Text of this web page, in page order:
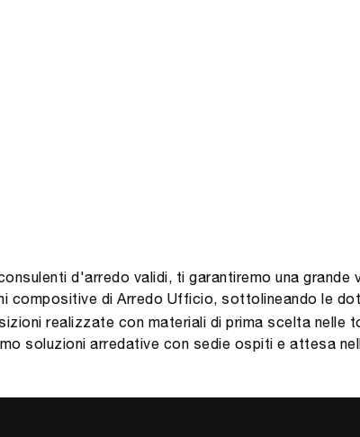
d'arredo validi, ti garantiremo una grande
compositive di Arredo Ufficio, sottolineando le
realizzate con materiali di prima scelta nelle
soluzioni arredative con sedie ospiti e attesa